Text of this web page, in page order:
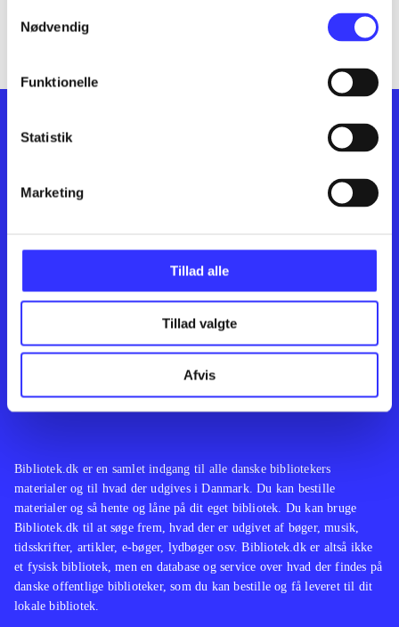
Nødvendig
Funktionelle
Statistik
Marketing
Tillad alle
Tillad valgte
Afvis
lorem ipsum dolor sit amet ...
Feedback
Bibliotek.dk er en samlet indgang til alle danske bibliotekers
materialer og til hvad der udgives i Danmark. Du kan bestille
materialer og så hente og låne på dit eget bibliotek. Du kan bruge
Bibliotek.dk til at søge frem, hvad der er udgivet af bøger, musik,
tidsskrifter, artikler, e-bøger, lydbøger osv. Bibliotek.dk er altså ikke
et fysisk bibliotek, men en database og service over hvad der findes på
danske offentlige biblioteker, som du kan bestille og få leveret til dit
lokale bibliotek.
Kontakt os
English
Artikler
Film
Musik
Noder